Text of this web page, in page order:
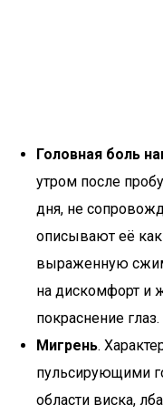
Головная боль
утром после
дня, не
описывают её
выраженную
на дискомфорт и
покраснение глаз.
Мигрень.
пульсирующими
области виска,